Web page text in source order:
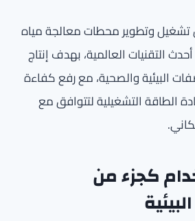
تشغيل وتطوير محطات معالجة مياه
التقنيات العالمية، بهدف إنتاج
البيئية والصحية، مع رفع كفاءة
الطاقة التشغيلية لتتوافق مع
كجزء من